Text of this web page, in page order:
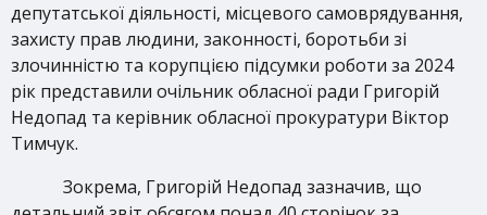
депутатської діяльності, місцевого самоврядування,
захисту прав людини, законності, боротьби зі
злочинністю та корупцією підсумки роботи за 2024
рік представили очільник обласної ради Григорій
Недопад та керівник обласної прокуратури Віктор
Тимчук.
Зокрема, Григорій Недопад зазначив, що